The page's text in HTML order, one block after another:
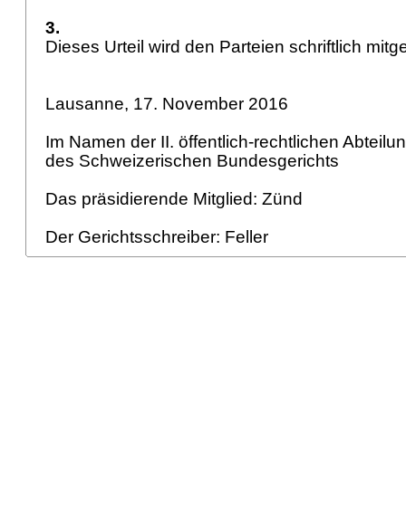
3.
Dieses Urteil wird den Parteien schriftlich
Lausanne, 17. November 2016
Im Namen der II. öffentlich-rechtlichen
des Schweizerischen Bundesgerichts
Das präsidierende Mitglied: Zünd
Der Gerichtsschreiber: Feller